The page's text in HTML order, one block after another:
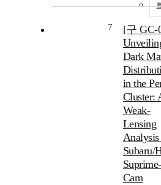
7
[구 GC-
Dark
in the
Cluster:
Weak-
Lensing
Subaru/
Suprime-
Cam